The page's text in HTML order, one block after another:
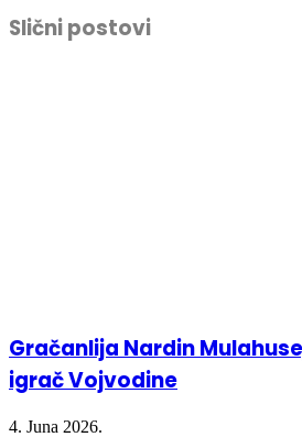
Facebook
(Opens
Twitter
(Opens
Slični postovi
Gračanlija Nardin
igrač Vojvodine
4. Juna 2026.